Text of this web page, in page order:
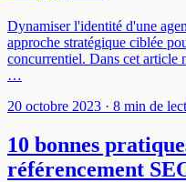
Dynamiser l'identité d'une
approche stratégique ciblée
concurrentiel. Dans cet article
…
20 octobre 2023 · 8 min de
10 bonnes
référencement